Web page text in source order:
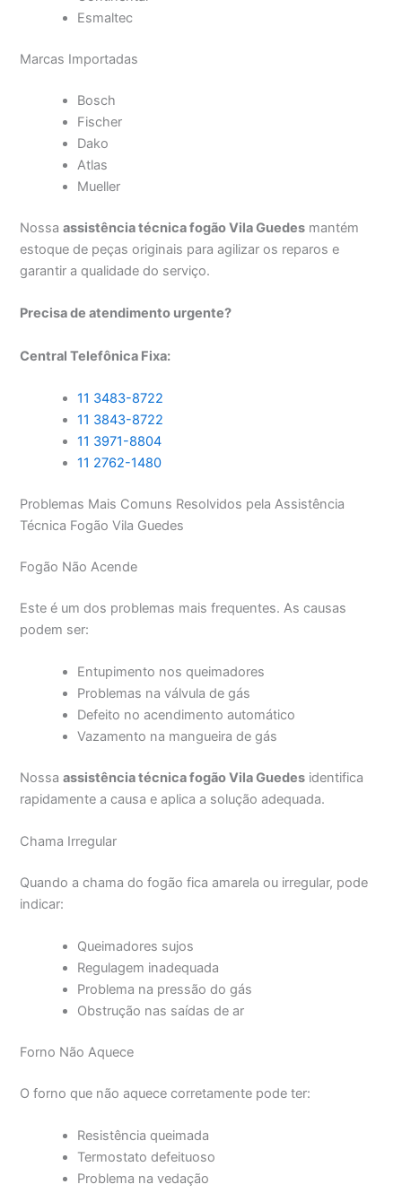
Esmaltec
Marcas Importadas
Bosch
Fischer
Dako
Atlas
Mueller
Nossaassistência técnica fogão Vila Guedes mantém
estoque de peças originais para agilizar os reparos e
garantir a qualidade do serviço.
Precisa de atendimento urgente?
Central Telefônica Fixa:
11 3483-8722
11 3843-8722
11 3971-8804
11 2762-1480
Problemas Mais Comuns Resolvidos pela Assistência
Técnica Fogão Vila Guedes
Fogão Não Acende
Este é um dos problemas mais frequentes. As causas
podem ser:
Entupimento nos queimadores
Problemas na válvula de gás
Defeito no acendimento automático
Vazamento na mangueira de gás
Nossaassistência técnica fogão Vila Guedes identifica
rapidamente a causa e aplica a solução adequada.
Chama Irregular
Quando a chama do fogão fica amarela ou irregular, pode
indicar:
Queimadores sujos
Regulagem inadequada
Problema na pressão do gás
Obstrução nas saídas de ar
Forno Não Aquece
O forno que não aquece corretamente pode ter:
Resistência queimada
Termostato defeituoso
Problema na vedação